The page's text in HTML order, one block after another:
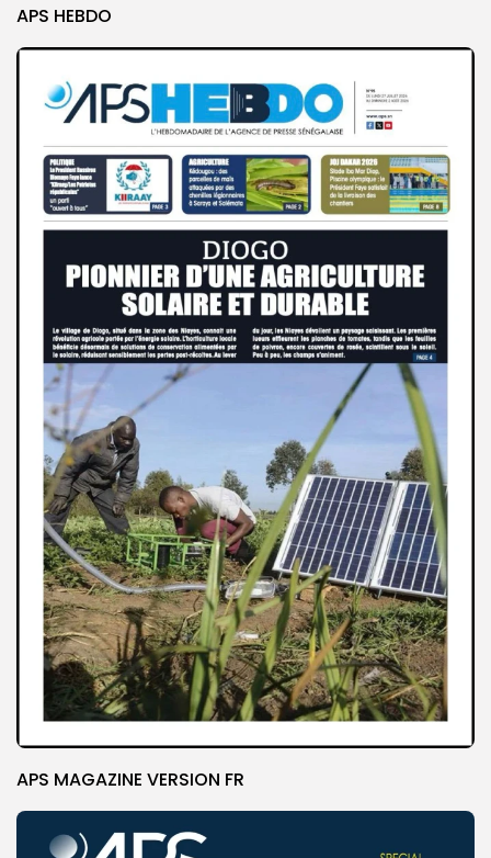
APS HEBDO
APS MAGAZINE VERSION FR